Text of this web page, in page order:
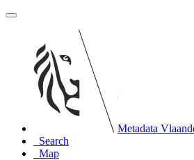
Metadata
Search
Map